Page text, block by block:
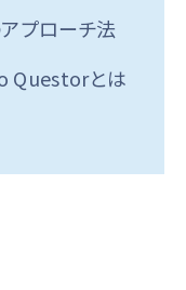
プローチ法
Questorとは